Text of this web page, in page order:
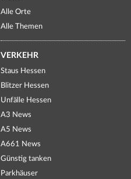
Alle Orte
Alle Themen
VERKEHR
Staus Hessen
Blitzer Hessen
Unfälle Hessen
A3 News
A5 News
A661 News
Günstig tanken
Parkhäuser